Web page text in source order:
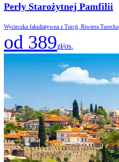
Perły Starożytnej Pamfilii
Wycieczka fakultatywna z Turcji, Riwiera Turecka
od 389zł/os.